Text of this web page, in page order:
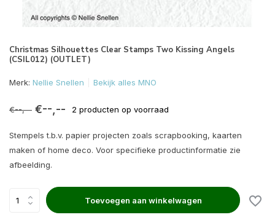
Christmas Silhouettes Clear Stamps Two Kissing Angels
(CSIL012) (OUTLET)
Merk: Nellie Snellen Bekijk alles MNO
€--,-- €--,-- 2 producten op voorraad
Stempels t.b.v. papier projecten zoals scrapbooking, kaarten
maken of home deco. Voor specifieke productinformatie zie
afbeelding.
Toevoegen aan winkelwagen